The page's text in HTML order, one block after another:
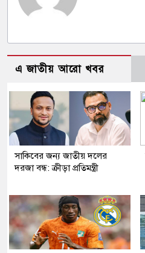
এ জাতীয় আরো খবর
সাকিবের জন্য জাতীয় দলের
দরজা বন্ধ: ক্রীড়া প্রতিমন্ত্রী